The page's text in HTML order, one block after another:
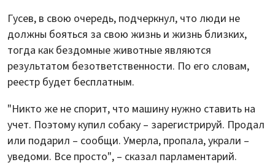
Гусев, в свою очередь, подчеркнул, что люди не
должны бояться за свою жизнь и жизнь близких,
тогда как бездомные животные являются
результатом безответственности. По его словам,
реестр будет бесплатным.
"Никто же не спорит, что машину нужно ставить на
учет. Поэтому купил собаку – зарегистрируй. Продал
или подарил – сообщи. Умерла, пропала, украли –
уведоми. Все просто", – сказал парламентарий.